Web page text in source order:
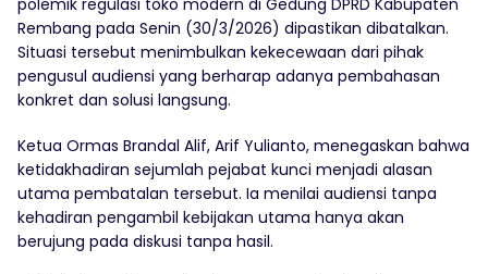
Rembang pada Senin (30/3/2026) dipastikan dibatalkan.
Situasi tersebut menimbulkan kekecewaan dari pihak
pengusul audiensi yang berharap adanya pembahasan
konkret dan solusi langsung.
Ketua Ormas Brandal Alif, Arif Yulianto, menegaskan bahwa
ketidakhadiran sejumlah pejabat kunci menjadi alasan
utama pembatalan tersebut. Ia menilai audiensi tanpa
kehadiran pengambil kebijakan utama hanya akan
berujung pada diskusi tanpa hasil.